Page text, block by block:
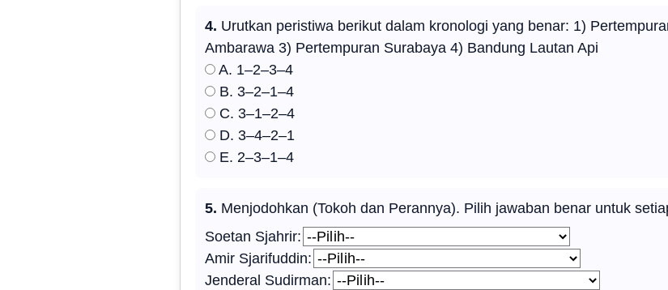
4. Urutkan peristiwa berikut dalam kronologi yang benar: 1)
Ambarawa 3) Pertempuran Surabaya 4) Bandung Lautan Api
A. 1–2–3–4
B. 3–2–1–4
C. 3–1–2–4
D. 3–4–2–1
E. 2–3–1–4
5. Menjodohkan (Tokoh dan Perannya). Pilih jawaban benar untuk
Soetan Sjahrir:
Amir Sjarifuddin:
Jenderal Sudirman: